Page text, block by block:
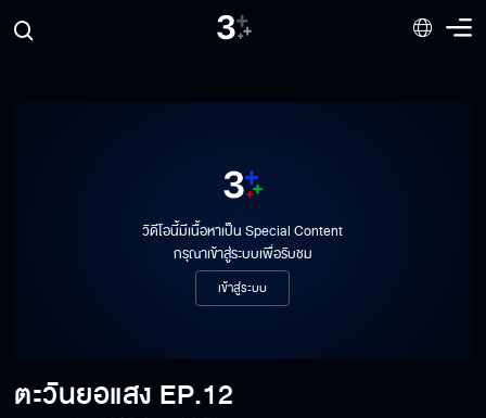
วิดีโอนี้มีเนื้อหาเป็น Special Content
กรุณาเข้าสู่ระบบเพื่อรับชม
เข้าสู่ระบบ
ตะวันยอแสง EP.12